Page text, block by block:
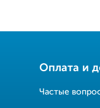
Оплата и
Частые